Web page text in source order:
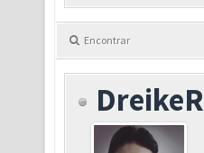
Encontrar
DreikeR